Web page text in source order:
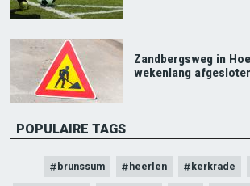
Zandbergsweg in
wekenlang
POPULAIRE TAGS
brunssum heerlen kerkrade